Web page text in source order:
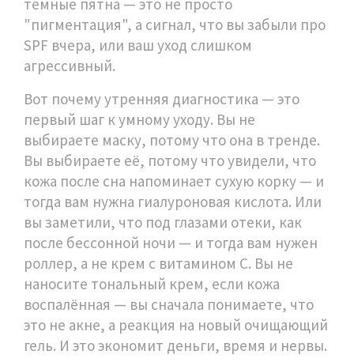
темные пятна — это не просто
"пигментация", а сигнал, что вы забыли про
SPF вчера, или ваш уход слишком
агрессивный.
Вот почему утренняя диагностика — это
первый шаг к умному уходу. Вы не
выбираете маску, потому что она в тренде.
Вы выбираете её, потому что увидели, что
кожа после сна напоминает сухую корку — и
тогда вам нужна гиалуроновая кислота. Или
вы заметили, что под глазами отеки, как
после бессонной ночи — и тогда вам нужен
роллер, а не крем с витамином С. Вы не
наносите тональный крем, если кожа
воспалённая — вы сначала понимаете, что
это не акне, а реакция на новый очищающий
гель. И это экономит деньги, время и нервы.